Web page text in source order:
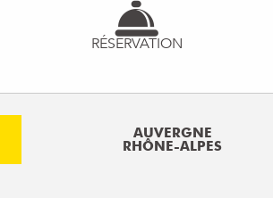
RÉSERVATION
AUVERGNE
RHÔNE-ALPES